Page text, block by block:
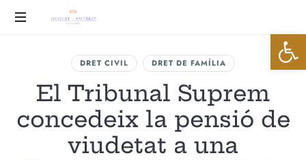
Huguet
Ostáriz
DRET CIVIL DRET DE FAMÍLIA
El Tribunal Suprem
concedeix la pensió de
viudetat a una
Abrir